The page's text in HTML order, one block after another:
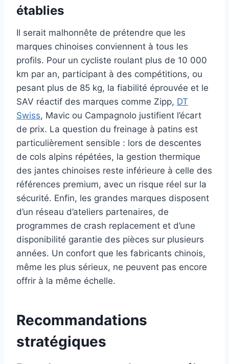
établies
Il serait malhonnête de prétendre que les
marques chinoises conviennent à tous les
profils. Pour un cycliste roulant plus de 10 000
km par an, participant à des compétitions, ou
pesant plus de 85 kg, la fiabilité éprouvée et le
SAV réactif des marques comme Zipp, DT
Swiss, Mavic ou Campagnolo justifient l’écart
de prix. La question du freinage à patins est
particulièrement sensible : lors de descentes
de cols alpins répétées, la gestion thermique
des jantes chinoises reste inférieure à celle des
références premium, avec un risque réel sur la
sécurité. Enfin, les grandes marques disposent
d’un réseau d’ateliers partenaires, de
programmes de crash replacement et d’une
disponibilité garantie des pièces sur plusieurs
années. Un confort que les fabricants chinois,
même les plus sérieux, ne peuvent pas encore
offrir à la même échelle.
Recommandations
stratégiques